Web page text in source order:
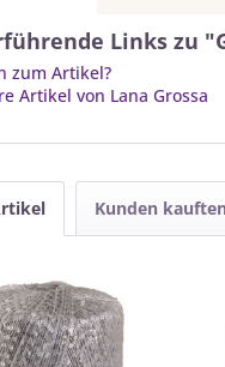
Links zu
zum Artikel?
Artikel von Lana Grossa
Kunden